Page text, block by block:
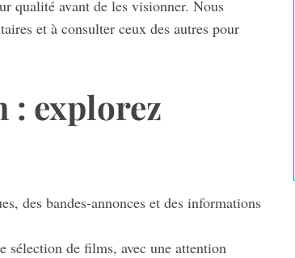
qualité avant de les visionner. Nous
et à consulter ceux des autres pour
: explorez
des bandes-annonces et des informations
sélection de films, avec une attention